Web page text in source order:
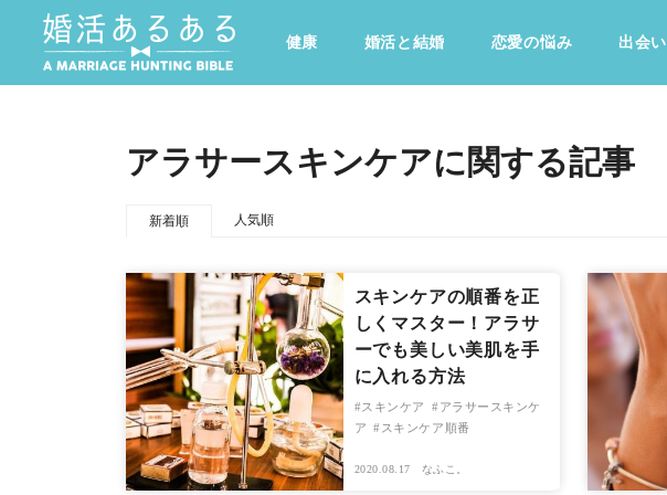
健康 婚活と結婚 恋愛の悩み 出会い
心の処方箋 カルチャー・トレンド・芸能
アラサースキンケアに関する記事
新着順 人気順
スキンケアの順番を正
しくマスター！アラサ
ーでも美しい美肌を手
に入れる方法
スキンケア
アラサースキンケ
ア
スキンケア順番
2020.08.17 なふこ。